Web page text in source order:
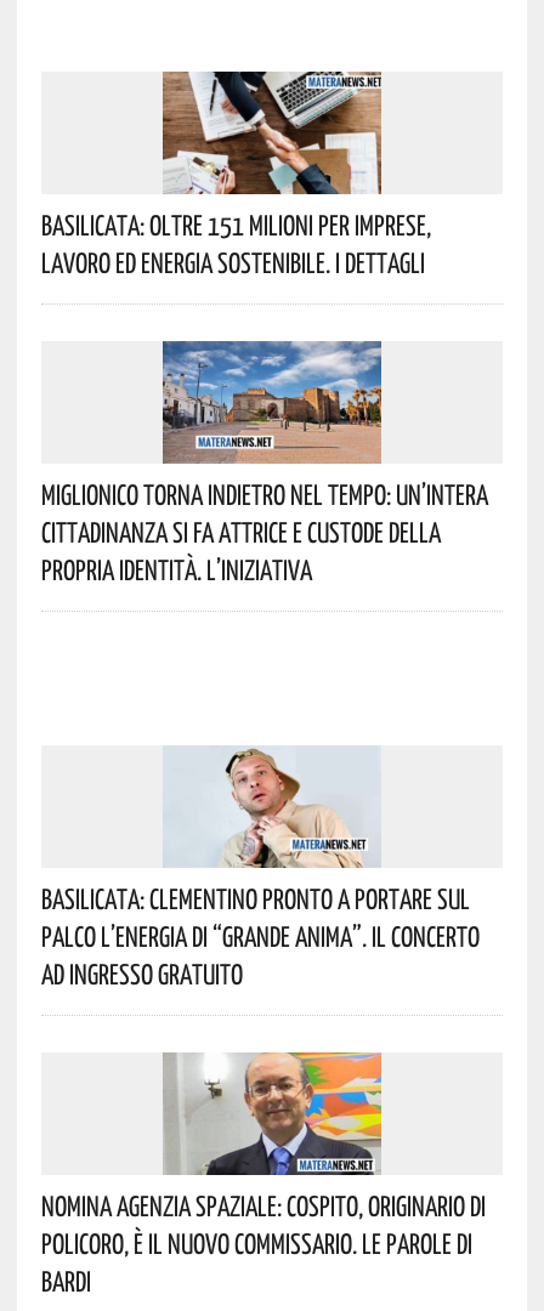
Basilicata: Oltre 151 Milioni Per Imprese,
Lavoro Ed Energia Sostenibile. I Dettagli
Miglionico Torna Indietro Nel Tempo: Un’intera
Cittadinanza Si Fa Attrice E Custode Della
Propria Identità. L’iniziativa
Basilicata: Clementino Pronto A Portare Sul
Palco L’energia Di “Grande Anima”. Il Concerto
Ad Ingresso Gratuito
Nomina Agenzia Spaziale: Cospito, Originario Di
Policoro, È Il Nuovo Commissario. Le Parole Di
Bardi